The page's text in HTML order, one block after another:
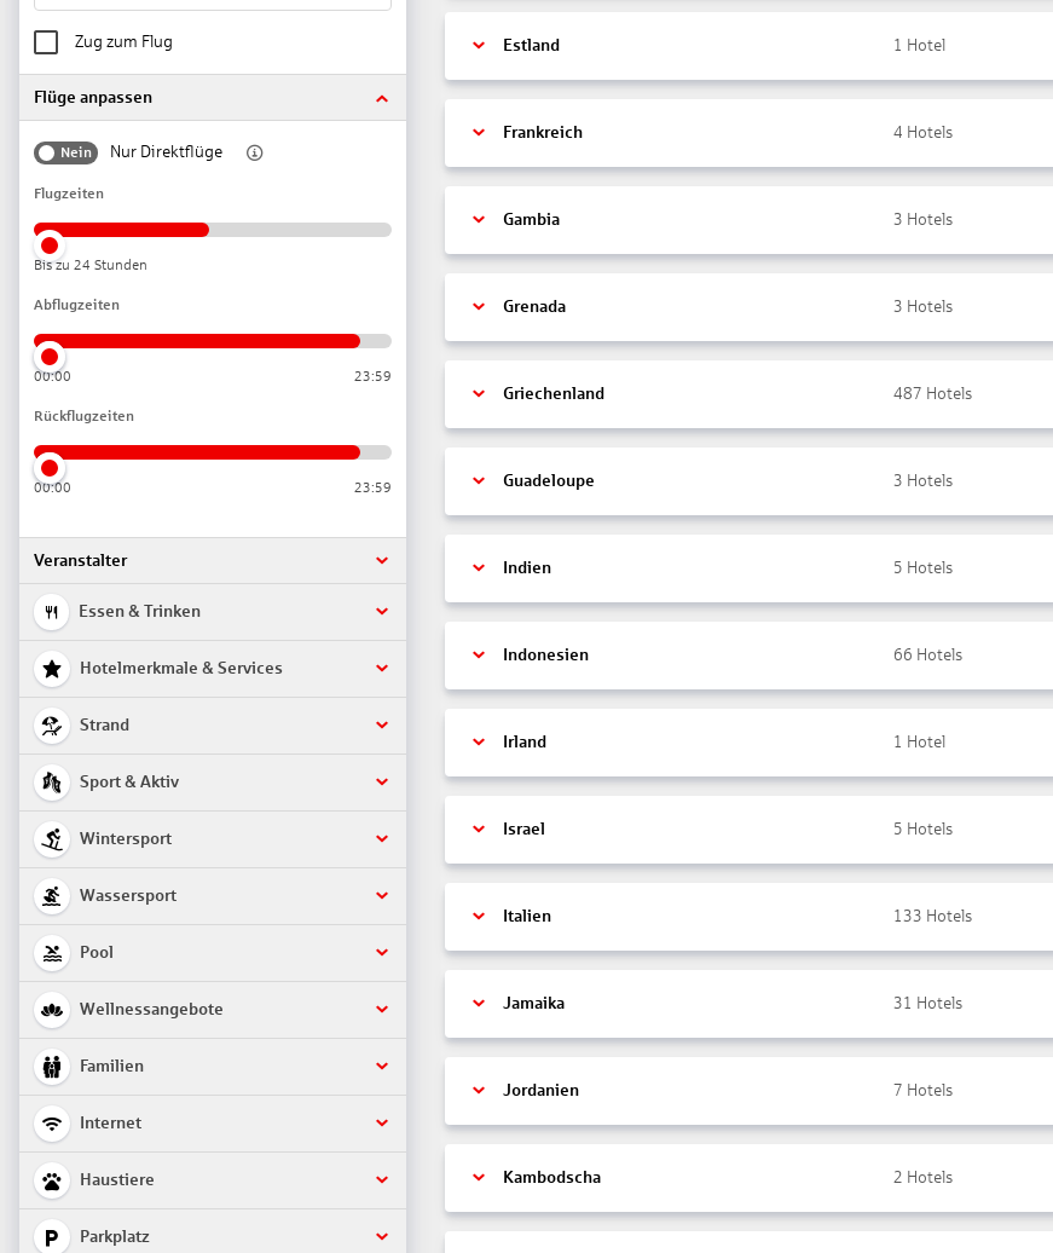
Zug zum Flug
Flüge anpassen
Nein Nur Direktflüge
Flugzeiten
Bis zu 24 Stunden
Abflugzeiten
00:00 23:59
Rückflugzeiten
00:00 23:59
Veranstalter
Essen & Trinken
Hotelmerkmale & Services
Strand
Sport & Aktiv
Wintersport
Wassersport
Pool
Wellnessangebote
Familien
Internet
Haustiere
Parkplatz
Estland 1 Hotel
Frankreich 4 Hotels
Gambia 3 Hotels
Grenada 3 Hotels
Griechenland 487 Hotels
Guadeloupe 3 Hotels
Indien 5 Hotels
Indonesien 66 Hotels
Irland 1 Hotel
Israel 5 Hotels
Italien 133 Hotels
Jamaika 31 Hotels
Jordanien 7 Hotels
Kambodscha 2 Hotels